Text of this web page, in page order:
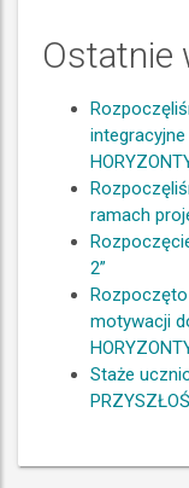
Ostatnie
integracyjne
ramach
2”
motywacji
Staże